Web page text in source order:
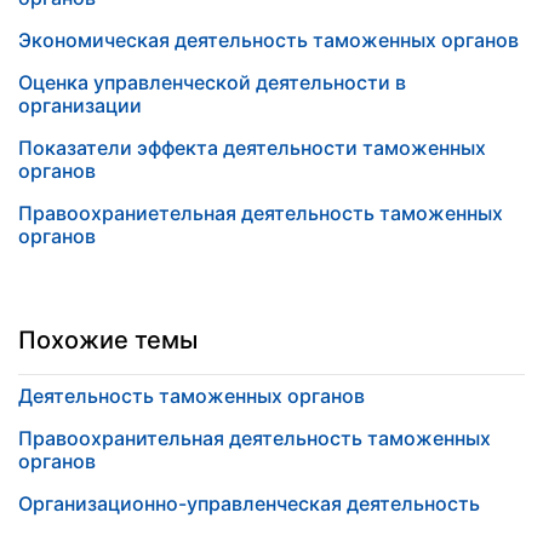
Экономическая деятельность таможенных органов
Оценка управленческой деятельности в
организации
Показатели эффекта деятельности таможенных
органов
Правоохраниетельная деятельность таможенных
органов
Похожие темы
Деятельность таможенных органов
Правоохранительная деятельность таможенных
органов
Организационно-управленческая деятельность